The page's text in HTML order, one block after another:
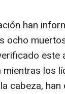
han
ocho
los
cabeza,